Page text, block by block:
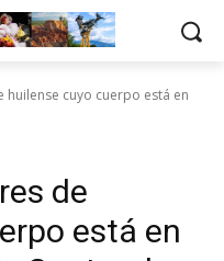
huilense cuyo cuerpo está en
de
está en